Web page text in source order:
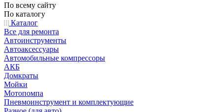
По всему сайту
По каталогу
Каталог
Все для ремонта
Автоинструменты
Автоаксессуары
Автомобильные компрессоры
АКБ
Домкраты
Мойки
Мотопомпа
Пневмоинструмент и комплектующие